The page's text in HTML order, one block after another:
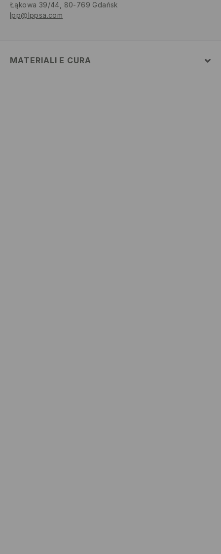
Łąkowa 39/44, 80-769 Gdańsk
lpp@lppsa.com
MATERIALI E CURA